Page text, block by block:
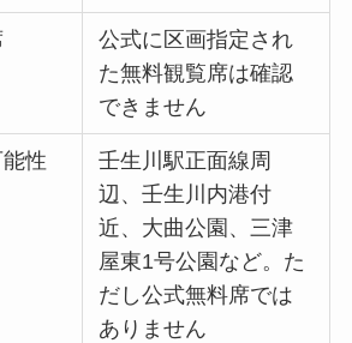
公式に区画指定され
た無料観覧席は確認
できません
性
壬生川駅正面線周
辺、壬生川内港付
近、大曲公園、三津
屋東1号公園など。た
だし公式無料席では
ありません